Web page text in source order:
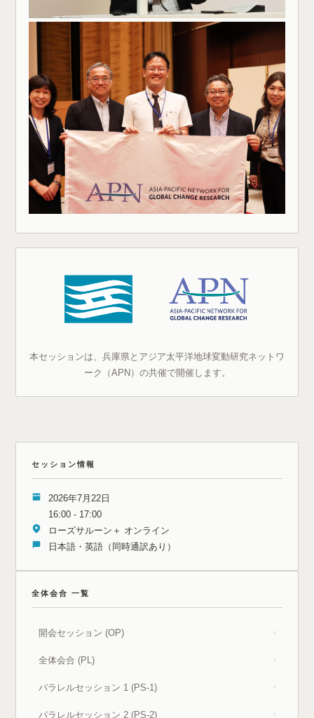
本セッションは、兵庫県とアジア太平洋地球変動研究ネットワ
ーク（APN）の共催で開催します。
セッション情報
2026年7月22日
16:00 - 17:00
ローズサルーン＋ オンライン
日本語・英語（同時通訳あり）
全体会合 一覧
開会セッション (OP) ›
全体会合 (PL) ›
パラレルセッション 1 (PS-1) ›
パラレルセッション 2 (PS-2) ›